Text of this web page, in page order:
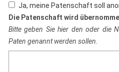
Ja, meine Patenschaft soll
Die Patenschaft wird
Bitte geben Sie hier den oder die
Paten genannt werden sollen.